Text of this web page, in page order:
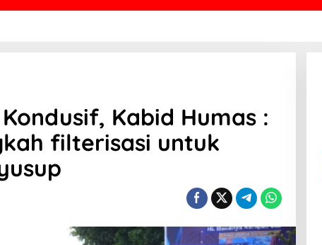
Kabid Humas :
filterisasi untuk